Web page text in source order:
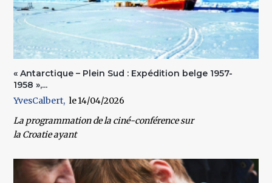
« Antarctique – Plein Sud : Expédition belge 1957-
1958 »,...
YvesCalbert
14/04/2026
La programmationde la ciné-conférence sur
la Croatieayant